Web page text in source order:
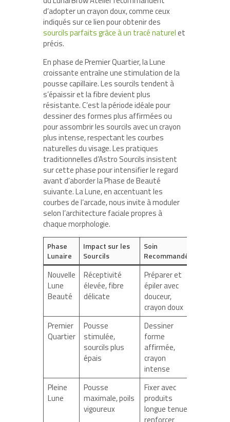
d’adopter un crayon doux, comme ceux
indiqués sur ce lien pour obtenir des
sourcils parfaits grâce à un tracé naturelet
précis.
En phase de Premier Quartier, la Lune
croissante entraîne une stimulation de la
pousse capillaire. Les sourcils tendent à
s’épaissir et la fibre devient plus
résistante. C’est la période idéale pour
dessiner des formes plus affirmées ou
pour assombrir les sourcils avec un crayon
plus intense, respectant les courbes
naturelles du visage. Les pratiques
traditionnelles d’Astro Sourcils insistent
sur cette phase pour intensifier le regard
avant d’aborder la Phase de Beauté
suivante. La Lune, en accentuant les
courbes de l’arcade, nous invite à moduler
selon l’architecture faciale propres à
chaque morphologie.
Phase
Lunaire
Impact sur les
Sourcils
Soin
Recommandé
Nouvelle
Lune
Beauté
Réceptivité
élevée, fibre
délicate
Préparer et
épiler avec
douceur,
crayon doux
Premier
Quartier
Pousse
stimulée,
sourcils plus
épais
Dessiner
forme
affirmée,
crayon
intense
Pleine
Lune
Pousse
maximale, poils
vigoureux
Fixer avec
produits
longue tenue,